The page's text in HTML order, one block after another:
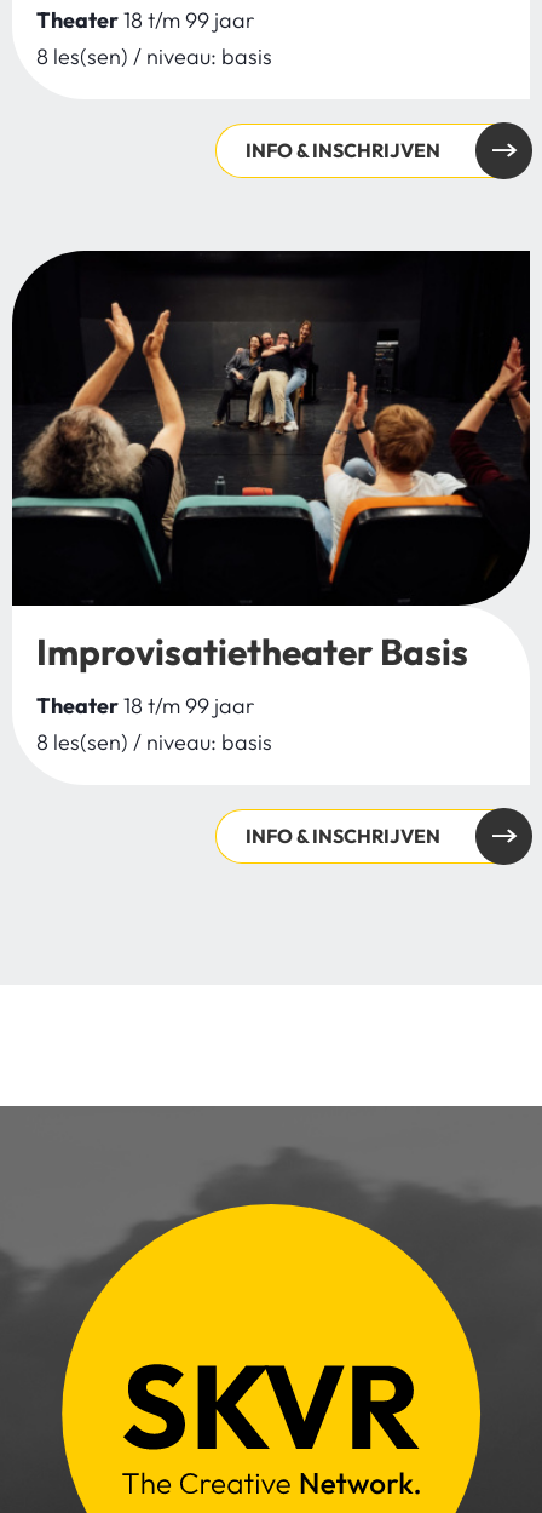
Theater18 t/m 99 jaar
8 les(sen) / niveau: basis
INFO & INSCHRIJVEN
Improvisatietheater Basis
Theater18 t/m 99 jaar
8 les(sen) / niveau: basis
INFO & INSCHRIJVEN